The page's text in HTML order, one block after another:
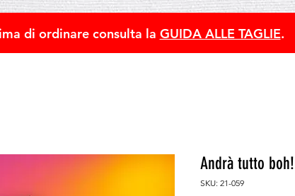
di ordinare consulta la GUIDA ALLE TAGLIE.
Andrà tutto boh!
SKU: 21-059